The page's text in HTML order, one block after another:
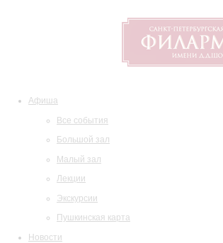
Афиша
Все события
Большой зал
Малый зал
Лекции
Экскурсии
Пушкинская карта
Новости